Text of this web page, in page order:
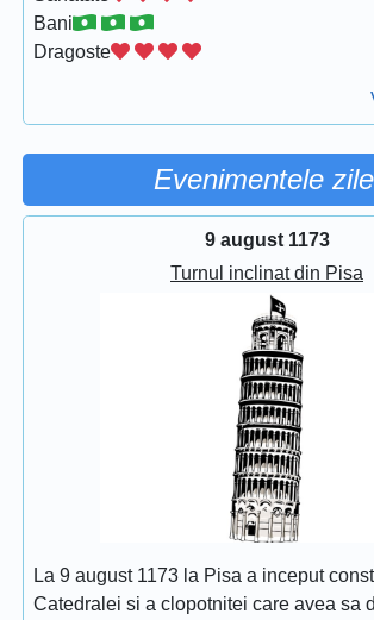
Bani
Dragoste
Evenimentele
9 august 1173
Turnul inclinat din Pisa
La 9 august 1173 la Pisa a inceput
Catedralei si a clopotnitei care avea sa